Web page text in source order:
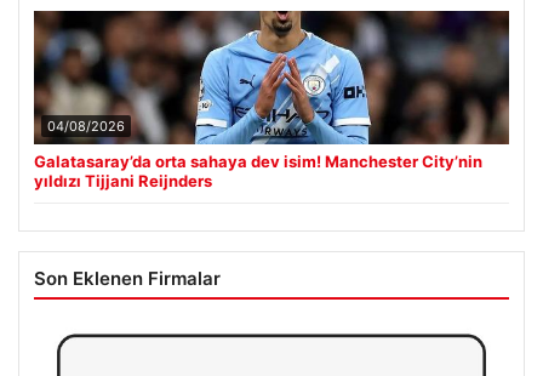
04/08/2026
Galatasaray’da orta sahaya dev isim! Manchester City’nin
yıldızı Tijjani Reijnders
Son Eklenen Firmalar